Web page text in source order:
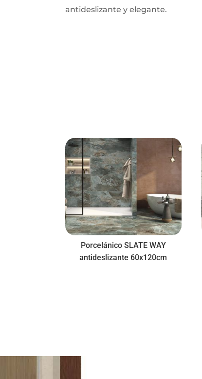
antideslizante y elegante.
Porcelánico SLATE WAY
antideslizante 60x120cm